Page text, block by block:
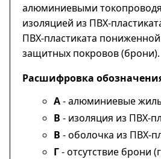
алюминиевыми
изоляцией из ПВХ-
ПВХ-пластиката
защитных покровов (брони).
Расшифровка
А- алюминиевые
В - изоляция из ПВХ-
В - оболочка из ПВХ-
Г- отсутствие брони